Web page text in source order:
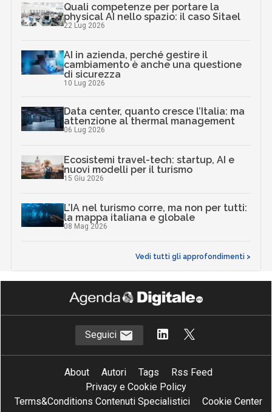
Quali competenze per portare la
physical AI nello spazio: il caso Sitael
22 Lug 2026
AI in azienda, perché gestire il
cambiamento è anche una questione
di sicurezza
10 Lug 2026
Data center, quanto cresce l’Italia: ma
attenzione al thermal management
06 Lug 2026
Ecosistemi travel-tech: startup, AI e
nuovi modelli per il turismo
15 Giu 2026
L’IA nel turismo corre, ma non per tutti:
la mappa italiana e globale
08 Mag 2026
Vedi tutti gli approfondimenti >
Seguici
About Autori Tags
Rss Feed
Privacy e Cookie Policy
Terms&Conditions Contenuti Specialistici
Cookie Center